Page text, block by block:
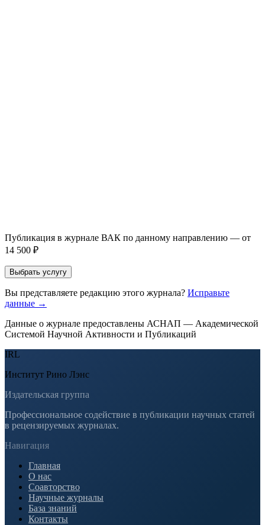
Публикация в журнале ВАК по данному направлению — от
14 500 ₽
Выбрать услугу
Вы представляете редакцию этого журнала? Исправьте
данные →
Данные о журнале предоставлены АСНАП — Академической
Системой Научной Активности и Публикаций
IRL
Институт Рино Лэнс
Издательская группа
Профессиональное содействие в публикации научных статей
в рецензируемых журналах.
Навигация
Главная
О нас
Соавторство
Научные журналы
База знаний
Контакты